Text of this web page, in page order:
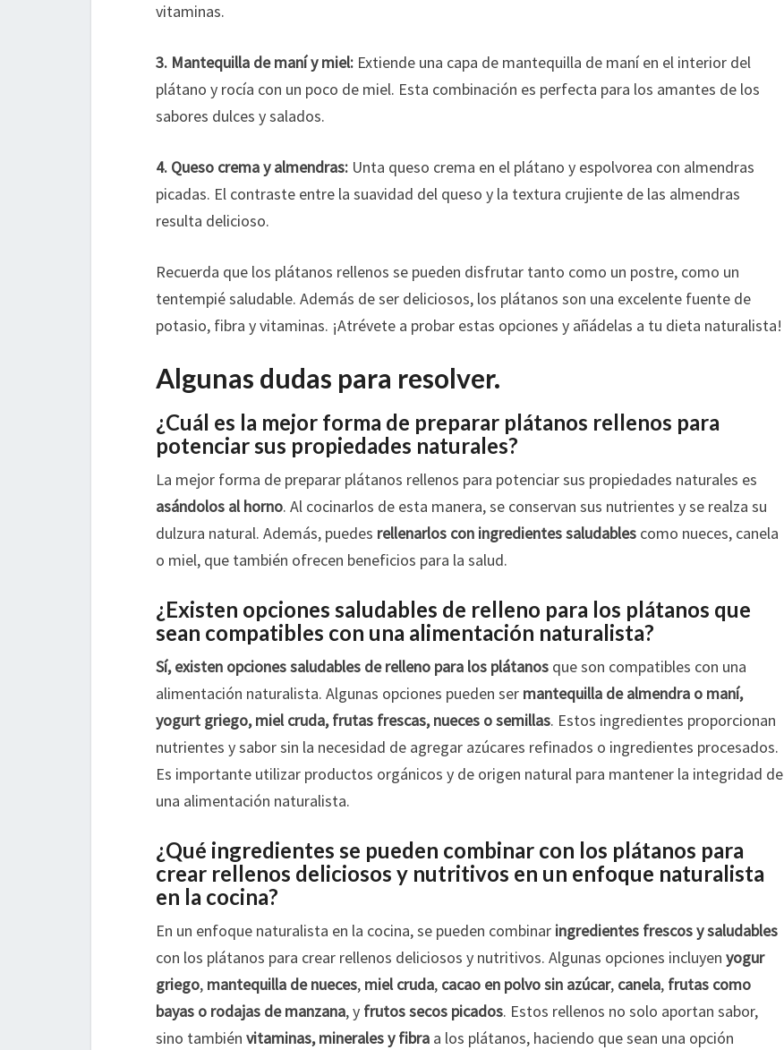
vitaminas.
3. Mantequilla de maní y miel: Extiende una capa de mantequilla de maní en el interior del
plátano y rocía con un poco de miel. Esta combinación es perfecta para los amantes de los
sabores dulces y salados.
4. Queso crema y almendras: Unta queso crema en el plátano y espolvorea con almendras
picadas. El contraste entre la suavidad del queso y la textura crujiente de las almendras
resulta delicioso.
Recuerda que los plátanos rellenos se pueden disfrutar tanto como un postre, como un
tentempié saludable. Además de ser deliciosos, los plátanos son una excelente fuente de
potasio, fibra y vitaminas. ¡Atrévete a probar estas opciones y añádelas a tu dieta naturalista!
Algunas dudas para resolver.
¿Cuál es la mejor forma de preparar plátanos rellenos para
potenciar sus propiedades naturales?
La mejor forma de preparar plátanos rellenos para potenciar sus propiedades naturales es
asándolos al horno. Al cocinarlos de esta manera, se conservan sus nutrientes y se realza su
dulzura natural. Además, puedes rellenarlos con ingredientes saludables como nueces, canela
o miel, que también ofrecen beneficios para la salud.
¿Existen opciones saludables de relleno para los plátanos que
sean compatibles con una alimentación naturalista?
Sí, existen opciones saludables de relleno para los plátanos que son compatibles con una
alimentación naturalista. Algunas opciones pueden ser mantequilla de almendra o maní,
yogurt griego, miel cruda, frutas frescas, nueces o semillas. Estos ingredientes proporcionan
nutrientes y sabor sin la necesidad de agregar azúcares refinados o ingredientes procesados.
Es importante utilizar productos orgánicos y de origen natural para mantener la integridad de
una alimentación naturalista.
¿Qué ingredientes se pueden combinar con los plátanos para
crear rellenos deliciosos y nutritivos en un enfoque naturalista
en la cocina?
En un enfoque naturalista en la cocina, se pueden combinar ingredientes frescos y saludables
con los plátanos para crear rellenos deliciosos y nutritivos. Algunas opciones incluyen yogur
griego, mantequilla de nueces, miel cruda, cacao en polvo sin azúcar, canela, frutas como
bayas o rodajas de manzana, y frutos secos picados. Estos rellenos no solo aportan sabor,
sino también vitaminas, minerales y fibra a los plátanos, haciendo que sean una opción